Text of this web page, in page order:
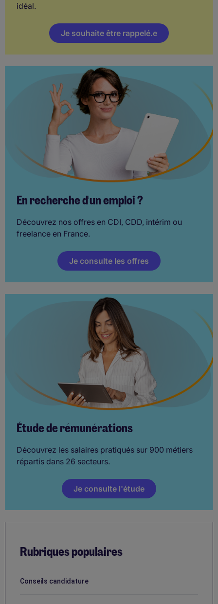
idéal.
Je souhaite être rappelé.e
En recherche d'un emploi ?
Découvrez nos offres en CDI, CDD, intérim ou
freelance en France.
Je consulte les offres
Étude de rémunérations
Découvrez les salaires pratiqués sur 900 métiers
répartis dans 26 secteurs.
Je consulte l'étude
Rubriques populaires
Conseils candidature